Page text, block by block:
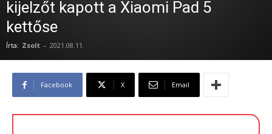
kijelzőt kapott a Xiaomi Pad 5
kettőse
Írta: Zsolt - 2021.08.11.
Facebook X Email